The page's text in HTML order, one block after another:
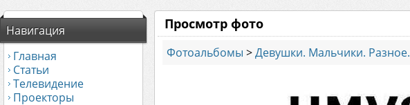
Навигация
Главная
Статьи
Телевидение
Проекторы
Просмотр фото
Фотоальбомы >Девушки. Мальчики. Разное.